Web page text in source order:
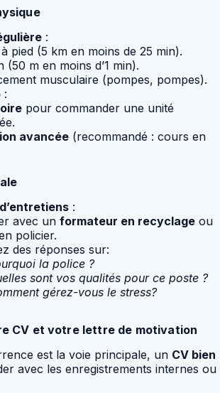
:
pied (5 km en moins de 25 min).
(50 m en moins d’1 min).
musculaire (pompes, pompes).
:
pour commander une unité
avancée (recommandé : cours en
:
avec un formateur en recyclage ou
policier.
des réponses sur:
la police ?
sont vos qualités pour ce poste ?
gérez-vous le stress?
CV et votre lettre de motivation
est la voie principale, un CV bien
avec les enregistrements internes ou